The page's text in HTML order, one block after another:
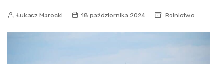
Łukasz Marecki 18 października 2024 Rolnictwo